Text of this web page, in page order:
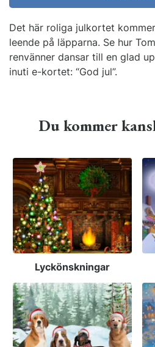
Det här roliga julkortet
leende på läpparna. Se hur
renvänner dansar till en glad
inuti e-kortet: “God jul”.
Du kommer
Lyckönskningar